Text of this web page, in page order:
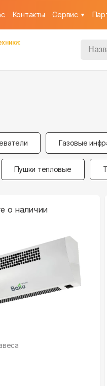
Контакты Cервис
Газовые
Пушки тепловые
о наличии